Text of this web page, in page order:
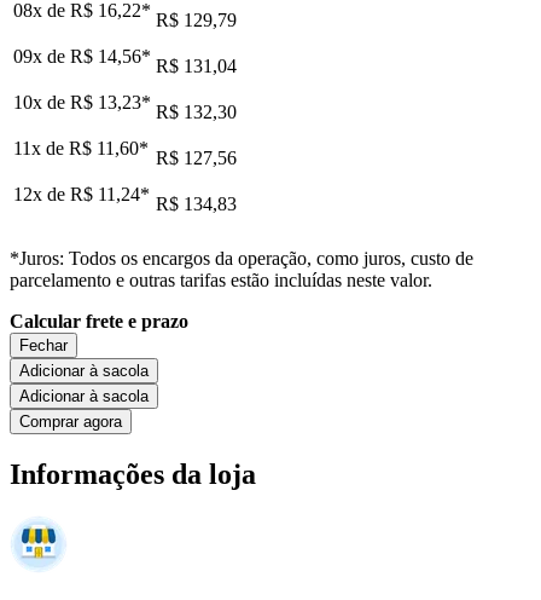
08x de R$ 16,22* R$ 129,79
09x de R$ 14,56* R$ 131,04
10x de R$ 13,23* R$ 132,30
11x de R$ 11,60* R$ 127,56
12x de R$ 11,24* R$ 134,83
*Juros: Todos os encargos da operação, como juros, custo de
parcelamento e outras tarifas estão incluídas neste valor.
Calcular frete e prazo
Fechar
Adicionar à sacola
Adicionar à sacola
Comprar agora
Informações da loja